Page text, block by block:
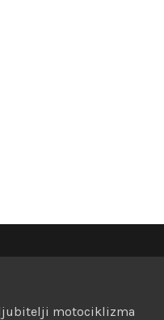
motociklizma